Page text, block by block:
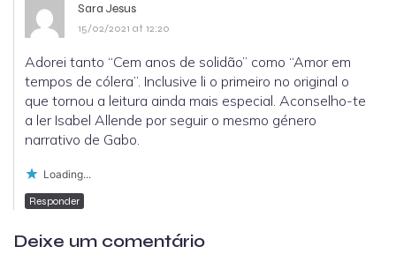
Sara Jesus
15/02/2021 at 12:20
Adorei tanto “Cem anos de solidão” como “Amor em
tempos de cólera”. Inclusive li o primeiro no original o
que tornou a leitura ainda mais especial. Aconselho-te
a ler Isabel Allende por seguir o mesmo género
narrativo de Gabo.
Loading...
Responder
Deixe um comentário